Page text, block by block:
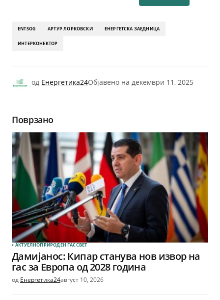
ENTSOG АРТУР ЛОРКОВСКИ ЕНЕРГЕТСКА ЗАЕДНИЦА
ИНТЕРКОНЕКТОР
од Енергетика24Објавено на декември 11, 2025
Поврзано
АКТУЕЛНОПРИРОДЕН ГАССВЕТ
Дамијанос: Кипар станува нов извор на
гас за Европа од 2028 година
од Енергетика24август 10, 2026